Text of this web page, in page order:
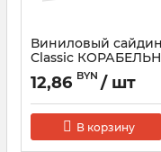
Виниловый
Classic
12,86 BYN / шт
В корзину